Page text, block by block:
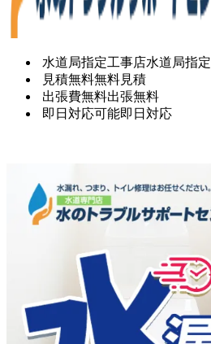
水道局指定工事店水道局指定
見積無料無料見積
出張費無料出張無料
即日対応可能即日対応